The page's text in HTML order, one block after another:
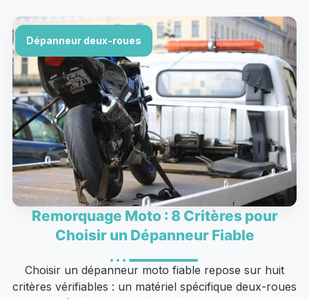
Dépanneur deux-roues
Remorquage Moto : 8 Critères pour
Choisir un Dépanneur Fiable
Choisir un dépanneur moto fiable repose sur huit
critères vérifiables : un matériel spécifique deux-roues